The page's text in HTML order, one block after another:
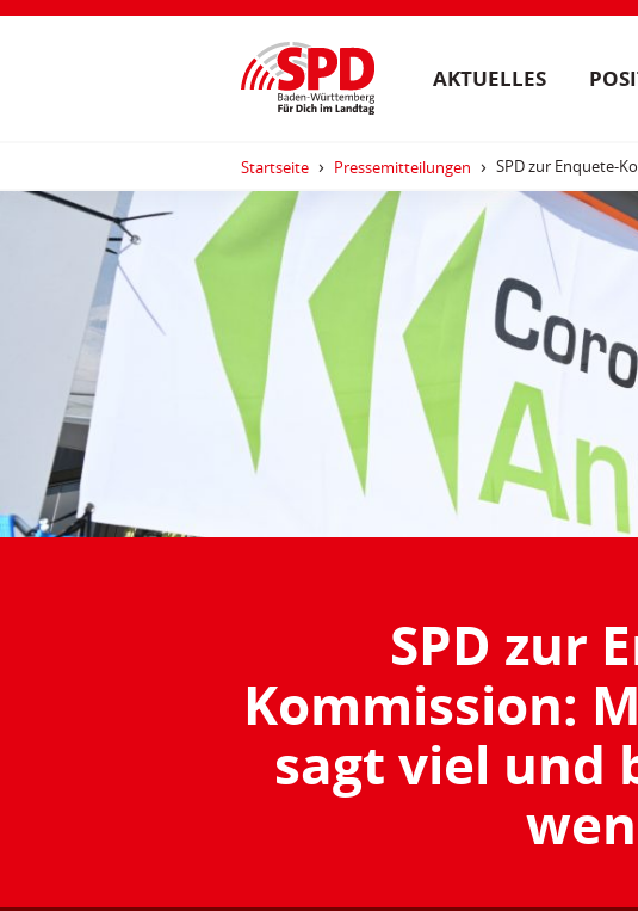
AKTUELLES
Startseite Pressemitteilungen SPD zur Enquete-
SPD zur
Kommission:
sagt viel und